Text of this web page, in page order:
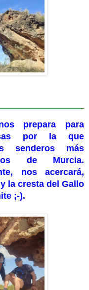
prepara para
por la que
senderos más
de Murcia.
nos acercará,
la cresta del Gallo
;-).